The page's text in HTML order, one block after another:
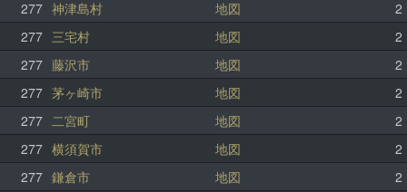
277 神津島村 地図
2
277 三宅村 地図
2
277 藤沢市 地図
2
277 茅ヶ崎市 地図
2
277 二宮町 地図
2
277 横須賀市 地図
2
277 鎌倉市 地図
2